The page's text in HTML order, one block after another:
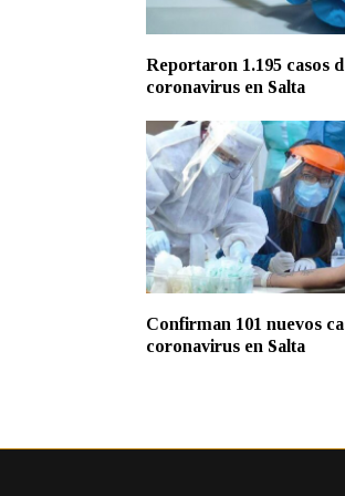
Reportaron 1.195 casos
coronavirus en Salta
Confirman 101 nuevos
coronavirus en Salta